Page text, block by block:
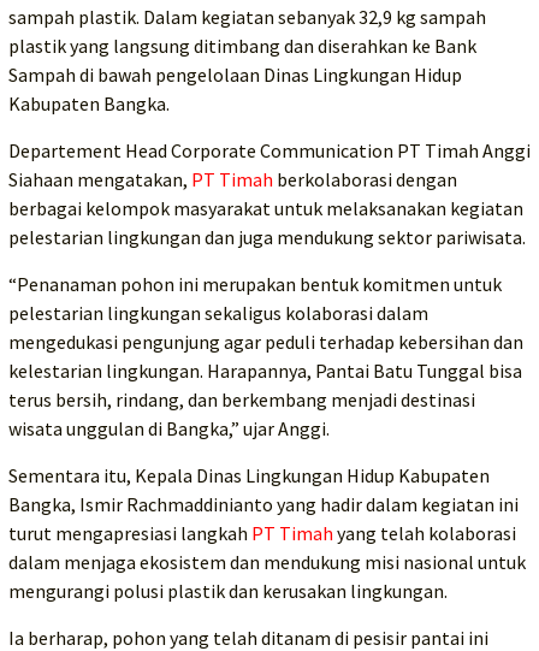
sampah plastik. Dalam kegiatan sebanyak 32,9 kg sampah
plastik yang langsung ditimbang dan diserahkan ke Bank
Sampah di bawah pengelolaan Dinas Lingkungan Hidup
Kabupaten Bangka.
Departement Head Corporate Communication PT Timah Anggi
Siahaan mengatakan, PT Timah berkolaborasi dengan
berbagai kelompok masyarakat untuk melaksanakan kegiatan
pelestarian lingkungan dan juga mendukung sektor pariwisata.
“Penanaman pohon ini merupakan bentuk komitmen untuk
pelestarian lingkungan sekaligus kolaborasi dalam
mengedukasi pengunjung agar peduli terhadap kebersihan dan
kelestarian lingkungan. Harapannya, Pantai Batu Tunggal bisa
terus bersih, rindang, dan berkembang menjadi destinasi
wisata unggulan di Bangka,” ujar Anggi.
Sementara itu, Kepala Dinas Lingkungan Hidup Kabupaten
Bangka, Ismir Rachmaddinianto yang hadir dalam kegiatan ini
turut mengapresiasi langkah PT Timah yang telah kolaborasi
dalam menjaga ekosistem dan mendukung misi nasional untuk
mengurangi polusi plastik dan kerusakan lingkungan.
Ia berharap, pohon yang telah ditanam di pesisir pantai ini